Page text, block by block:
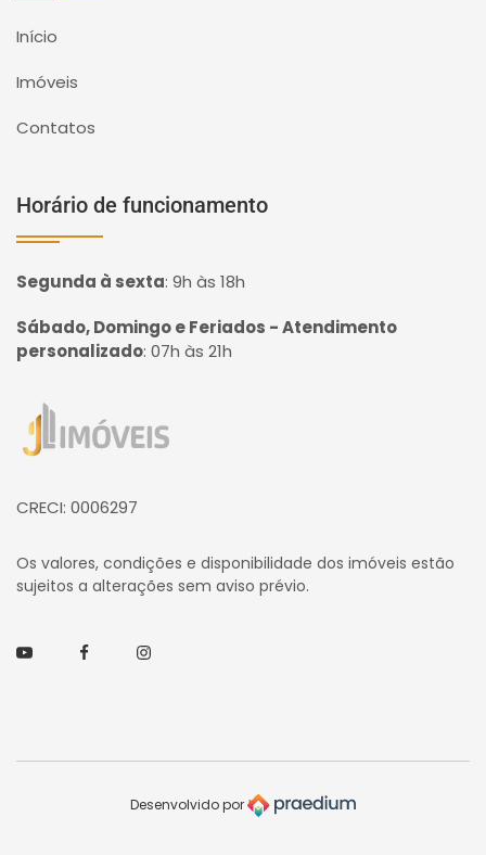
Início
Imóveis
Contatos
Horário de funcionamento
Segunda à sexta: 9h às 18h
Sábado, Domingo e Feriados - Atendimento
personalizado: 07h às 21h
Página inicial
CRECI: 0006297
Os valores, condições e disponibilidade dos imóveis estão
sujeitos a alterações sem aviso prévio.
YoutubeFacebookInstagram
Desenvolvido por